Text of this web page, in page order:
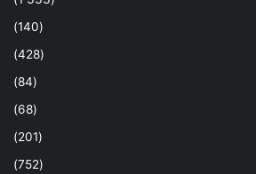
(140)
(428)
(84)
(68)
(201)
(752)